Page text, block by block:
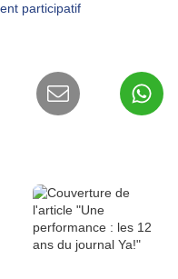
participatif